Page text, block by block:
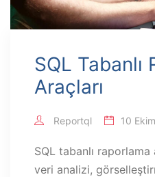
SQL Tabanlı
Araçları
Reportql 10
SQL tabanlı
veri analizi,